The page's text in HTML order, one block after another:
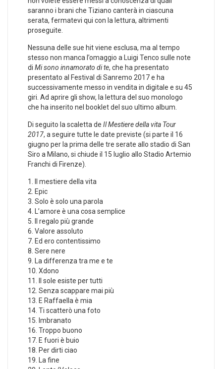
saranno i brani che Tiziano canterà in ciascuna
serata, fermatevi qui con la lettura, altrimenti
proseguite.
Nessuna delle sue hit viene esclusa, ma al tempo
stesso non manca l’omaggio a Luigi Tenco sulle note
di Mi sono innamorato di te, che ha presentato
presentato al Festival di Sanremo 2017 e ha
successivamente messo in vendita in digitale e su 45
giri. Ad aprire gli show, la lettura del suo monologo
che ha inserito nel booklet del suo ultimo album.
Di seguito la scaletta de Il Mestiere della vita Tour
2017, a seguire tutte le date previste (si parte il 16
giugno per la prima delle tre serate allo stadio di San
Siro a Milano, si chiude il 15 luglio allo Stadio Artemio
Franchi di Firenze).
1. Il mestiere della vita
2. Epic
3. Solo è solo una parola
4. L’amore è una cosa semplice
5. Il regalo più grande
6. Valore assoluto
7. Ed ero contentissimo
8. Sere nere
9. La differenza tra me e te
10. Xdono
11. Il sole esiste per tutti
12. Senza scappare mai più
13. E Raffaella è mia
14. Ti scatterò una foto
15. Imbranato
16. Troppo buono
17. E fuori è buio
18. Per dirti ciao
19. La fine